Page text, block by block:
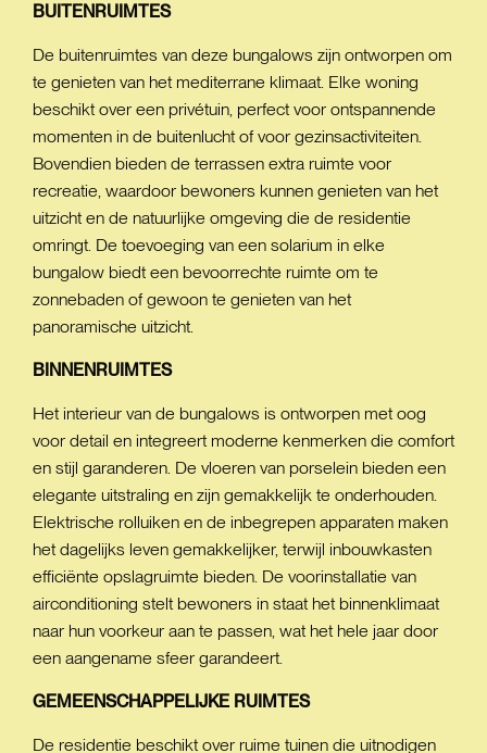
BUITENRUIMTES
De buitenruimtes van deze bungalows zijn ontworpen om
te genieten van het mediterrane klimaat. Elke woning
beschikt over een privétuin, perfect voor ontspannende
momenten in de buitenlucht of voor gezinsactiviteiten.
Bovendien bieden de terrassen extra ruimte voor
recreatie, waardoor bewoners kunnen genieten van het
uitzicht en de natuurlijke omgeving die de residentie
omringt. De toevoeging van een solarium in elke
bungalow biedt een bevoorrechte ruimte om te
zonnebaden of gewoon te genieten van het
panoramische uitzicht.
BINNENRUIMTES
Het interieur van de bungalows is ontworpen met oog
voor detail en integreert moderne kenmerken die comfort
en stijl garanderen. De vloeren van porselein bieden een
elegante uitstraling en zijn gemakkelijk te onderhouden.
Elektrische rolluiken en de inbegrepen apparaten maken
het dagelijks leven gemakkelijker, terwijl inbouwkasten
efficiënte opslagruimte bieden. De voorinstallatie van
airconditioning stelt bewoners in staat het binnenklimaat
naar hun voorkeur aan te passen, wat het hele jaar door
een aangename sfeer garandeert.
GEMEENSCHAPPELIJKE RUIMTES
De residentie beschikt over ruime tuinen die uitnodigen